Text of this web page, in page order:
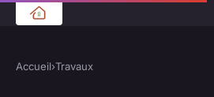
Accueil›Travaux